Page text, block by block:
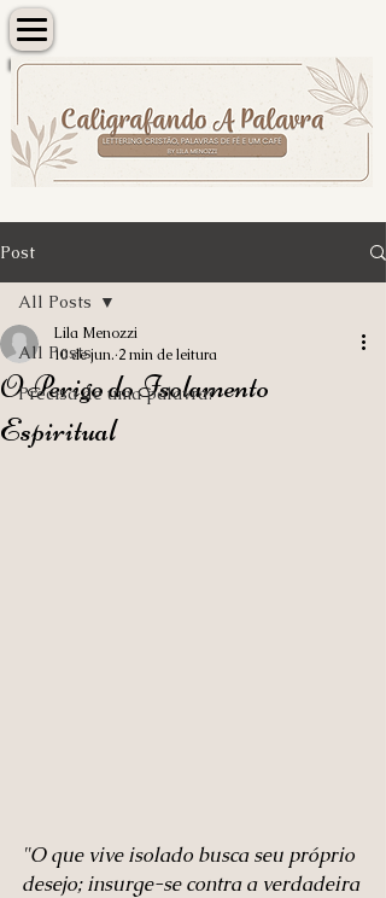
Post
All Posts
Precisa de uma palavra?
All Posts
O Perigo do Isolamento
Espiritual
Lila Menozzi
10 de jun. 2 min de leitura
"O que vive isolado busca seu próprio
desejo; insurge-se contra a verdadeira